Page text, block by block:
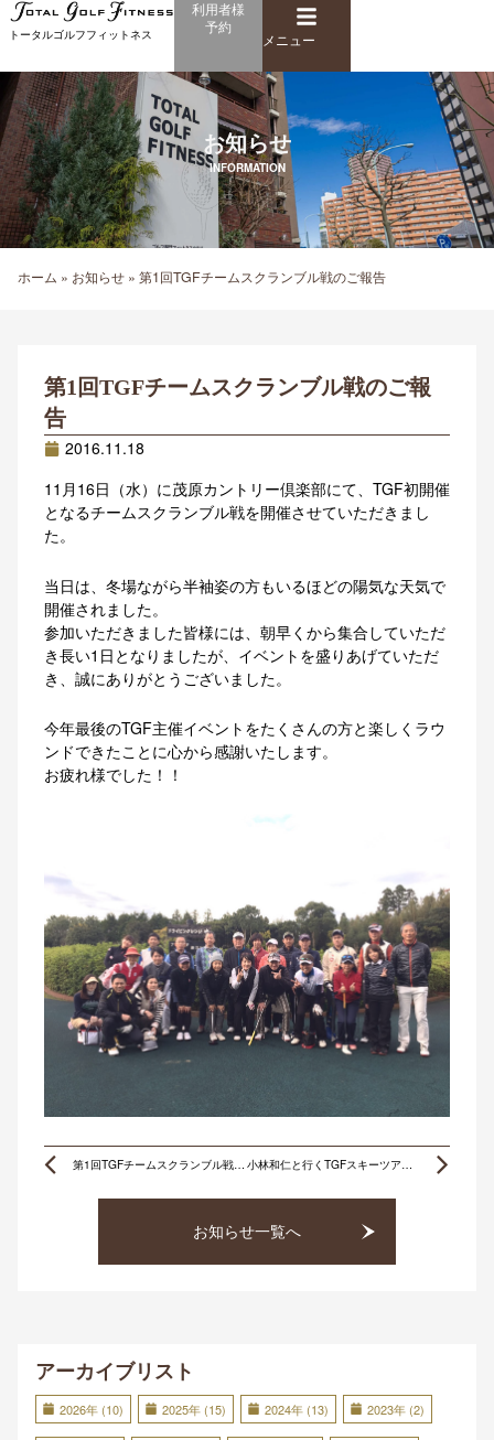
容
ス
キ
ッ
プ
トータルゴルフフィットネス
メ
ニ
ュ
メニュー
利用者様
予約
お知らせ
INFORMATION
ホーム » お知らせ » 第1回TGFチームスクランブル戦のご報告
第1回TGFチームスクランブル戦のご報
告
2016.11.18
11月16日（水）に茂原カントリー倶楽部にて、TGF初開催
となるチームスクランブル戦を開催させていただきまし
た。
当日は、冬場ながら半袖姿の方もいるほどの陽気な天気で
開催されました。
参加いただきました皆様には、朝早くから集合していただ
き長い1日となりましたが、イベントを盛りあげていただ
き、誠にありがとうございました。
今年最後のTGF主催イベントをたくさんの方と楽しくラウ
ンドできたことに心から感謝いたします。
お疲れ様でした！！
Prev
お知らせ一覧へ
アーカイブリスト
2026年 (10) 2025年 (15) 2024年 (13) 2023年 (2)